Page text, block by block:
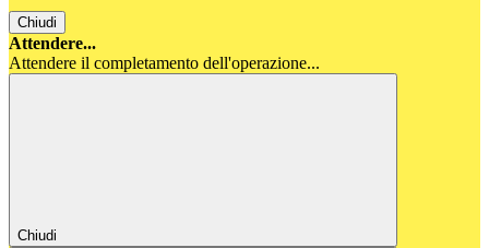
Chiudi
Attendere...
Attendere il completamento dell'operazione...
Chiudi